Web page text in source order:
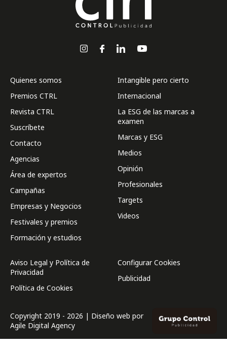
Quienes somos
Premios CTRL
Revista CTRL
Suscríbete
Contacto
Agencias
Área de expertos
Campañas
Empresas y Negocios
Festivales y premios
Formación y estudios
Intangible pero cierto
Internacional
La ESG de las marcas a
examen
Marcas y ESG
Medios
Opinión
Profesionales
Targets
Videos
Aviso Legal y Política de
Privacidad
Política de Cookies
Configurar Cookies
Publicidad
Copyright 2019 - 2026 | Diseño web por
Agile Digital Agency